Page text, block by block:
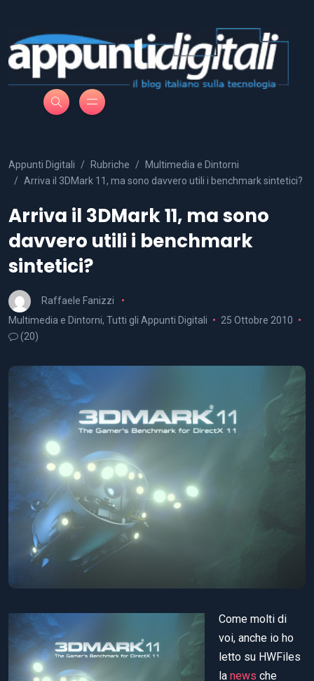
Appunti Digitali Rubriche
Multimedia e Dintorni
Arriva il 3DMark 11, ma sono davvero utili i benchmark sintetici?
Arriva il 3DMark 11, ma sono
davvero utili i benchmark
sintetici?
Raffaele Fanizzi
Multimedia e Dintorni, Tutti gli Appunti Digitali
25 Ottobre 2010
(20)
Come molti di
voi, anche io ho
letto su HWFiles
la news che